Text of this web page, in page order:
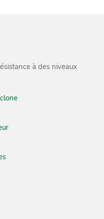
à des niveaux